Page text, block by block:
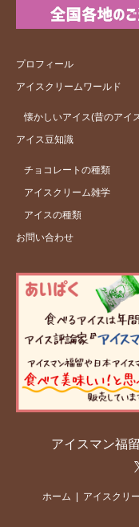
プロフィール
アイスクリームワールド
懐かしいアイス(昔のアイ
アイス豆知識
チョコレートの種類
アイスクリーム雑学
アイスの種類
お問い合わせ
アイスマン福
ホーム アイスクリ